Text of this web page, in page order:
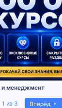
и менеджмент
1 из 3 Вперёд